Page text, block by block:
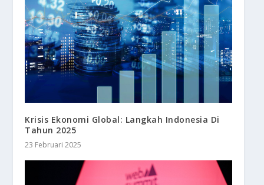
Krisis Ekonomi Global: Langkah Indonesia Di
Tahun 2025
23 Februari 2025